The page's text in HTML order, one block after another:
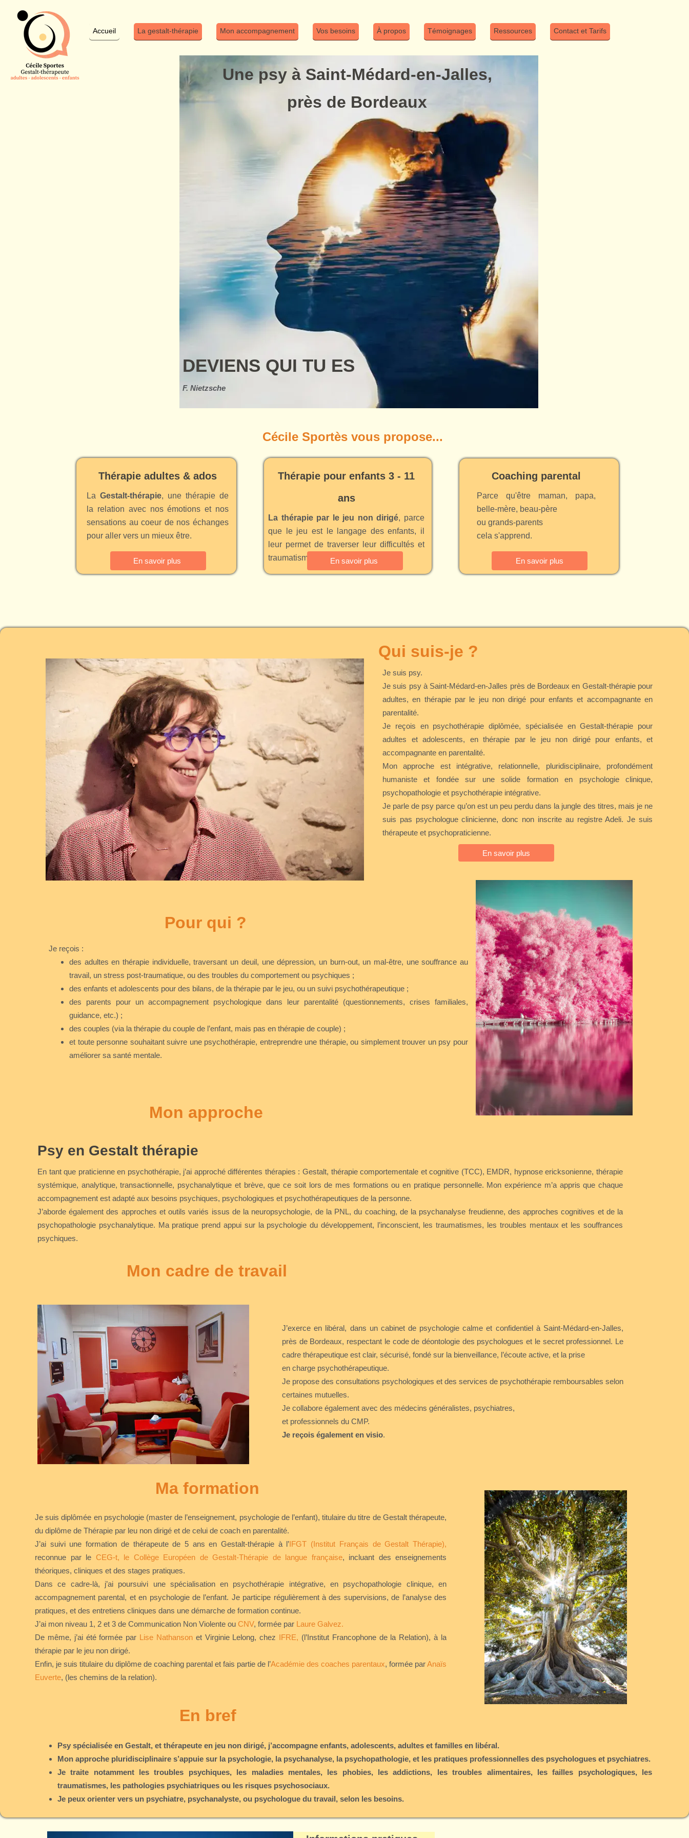
Accueil La gestalt-thérapie Mon accompagnement Vos besoins À propos Témoignages Ressources Contact et Tarifs
Une psy à Saint-Médard-en-Jalles,
près de Bordeaux
DEVIENS QUI TU ES
F. Nietzsche
Cécile Sportès vous propose...
Coaching parental
Parce qu'être maman, papa,
belle-mère, beau-père
ou grands-parents
cela s'apprend.
Thérapie adultes & ados
La Gestalt-thérapie, une thérapie de
la relation avec nos émotions et nos
sensations au coeur de nos échanges
pour aller vers un mieux être.
Thérapie pour enfants 3 - 11
ans
La thérapie par le jeu non dirigé, parce
que le jeu est le langage des enfants, il
leur permet de traverser leur difficultés et
traumatismes, en sécurité.
En savoir plus En savoir plus
En savoir plus
Qui suis-je ?
Je suis psy.
Je suis psy à Saint-Médard-en-Jalles près de Bordeaux en Gestalt-thérapie pour
adultes, en thérapie par le jeu non dirigé pour enfants et accompagnante en
parentalité.
Je reçois en psychothérapie diplômée, spécialisée en Gestalt-thérapie pour
adultes et adolescents, en thérapie par le jeu non dirigé pour enfants, et
accompagnante en parentalité.
Mon approche est intégrative, relationnelle, pluridisciplinaire, profondément
humaniste et fondée sur une solide formation en psychologie clinique,
psychopathologie et psychothérapie intégrative.
Je parle de psy parce qu’on est un peu perdu dans la jungle des titres, mais je ne
suis pas psychologue clinicienne, donc non inscrite au registre Adeli. Je suis
thérapeute et psychopraticienne.
En savoir plus
Pour qui ?
Je reçois :
des adultes en thérapie individuelle, traversant un deuil, une dépression, un burn-out, un mal-être, une souffrance au
travail, un stress post-traumatique, ou des troubles du comportement ou psychiques ;
des enfants et adolescents pour des bilans, de la thérapie par le jeu, ou un suivi psychothérapeutique ;
des parents pour un accompagnement psychologique dans leur parentalité (questionnements, crises familiales,
guidance, etc.) ;
des couples (via la thérapie du couple de l’enfant, mais pas en thérapie de couple) ;
et toute personne souhaitant suivre une psychothérapie, entreprendre une thérapie, ou simplement trouver un psy pour
améliorer sa santé mentale.
En savoir plus
Mon approche
Psy en Gestalt thérapie
En tant que praticienne en psychothérapie, j’ai approché différentes thérapies : Gestalt, thérapie comportementale et cognitive (TCC), EMDR, hypnose ericksonienne, thérapie
systémique, analytique, transactionnelle, psychanalytique et brève, que ce soit lors de mes formations ou en pratique personnelle. Mon expérience m’a appris que chaque
accompagnement est adapté aux besoins psychiques, psychologiques et psychothérapeutiques de la personne.
J’aborde également des approches et outils variés issus de la neuropsychologie, de la PNL, du coaching, de la psychanalyse freudienne, des approches cognitives et de la
psychopathologie psychanalytique. Ma pratique prend appui sur la psychologie du développement, l’inconscient, les traumatismes, les troubles mentaux et les souffrances
psychiques.
Mon cadre de travail
J’exerce en libéral, dans un cabinet de psychologie calme et confidentiel à Saint-Médard-en-Jalles,
près de Bordeaux, respectant le code de déontologie des psychologues et le secret professionnel. Le
cadre thérapeutique est clair, sécurisé, fondé sur la bienveillance, l’écoute active, et la prise
en charge psychothérapeutique.
Je propose des consultations psychologiques et des services de psychothérapie remboursables selon
certaines mutuelles.
Je collabore également avec des médecins généralistes, psychiatres,
et professionnels du CMP.
Je reçois également en visio.
Ma formation
Je suis diplômée en psychologie (master de l’enseignement, psychologie de l’enfant), titulaire du titre de Gestalt thérapeute,
du diplôme de Thérapie par leu non dirigé et de celui de coach en parentalité.
J’ai suivi une formation de thérapeute de 5 ans en Gestalt-thérapie à l’IFGT (Institut Français de Gestalt Thérapie),
reconnue par le CEG-t, le Collège Européen de Gestalt-Thérapie de langue française, incluant des enseignements
théoriques, cliniques et des stages pratiques.
Dans ce cadre-là, j’ai poursuivi une spécialisation en psychothérapie intégrative, en psychopathologie clinique, en
accompagnement parental, et en psychologie de l’enfant. Je participe régulièrement à des supervisions, de l’analyse des
pratiques, et des entretiens cliniques dans une démarche de formation continue.
J’ai mon niveau 1, 2 et 3 de Communication Non Violente ou CNV, formée par Laure Galvez.
De même, j’ai été formée par Lise Nathanson et Virginie Lelong, chez IFRE, (l’Institut Francophone de la Relation), à la
thérapie par le jeu non dirigé.
Enfin, je suis titulaire du diplôme de coaching parental et fais partie de l’Académie des coaches parentaux, formée parAnaïs
Euverte, (les chemins de la relation).
En bref
Psy spécialisée en Gestalt, et thérapeute en jeu non dirigé, j’accompagne enfants, adolescents, adultes et familles en libéral.
Mon approche pluridisciplinaire s’appuie sur la psychologie, la psychanalyse, la psychopathologie, et les pratiques professionnelles des psychologues et psychiatres.
Je traite notamment les troubles psychiques, les maladies mentales, les phobies, les addictions, les troubles alimentaires, les failles psychologiques, les
traumatismes, les pathologies psychiatriques ou les risques psychosociaux.
Je peux orienter vers un psychiatre, psychanalyste, ou psychologue du travail, selon les besoins.